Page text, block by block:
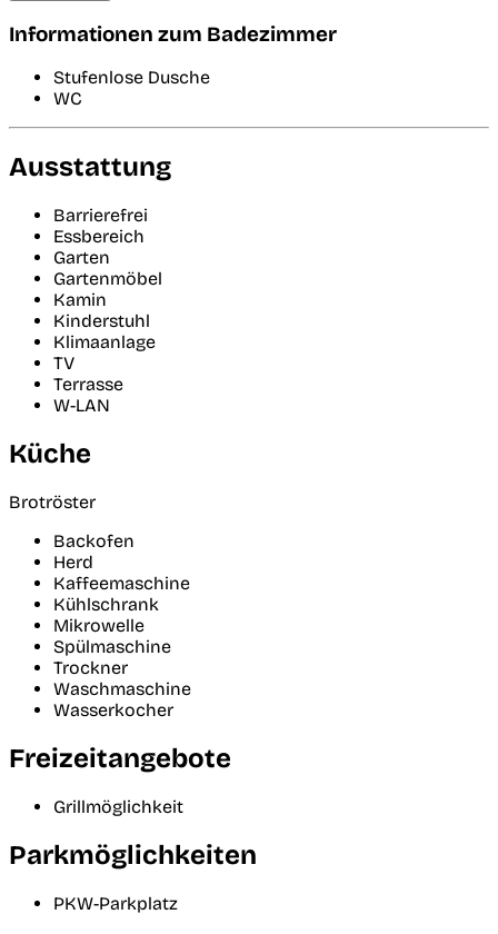
Informationen zum Badezimmer
Stufenlose Dusche
WC
Ausstattung
Barrierefrei
Essbereich
Garten
Gartenmöbel
Kamin
Kinderstuhl
Klimaanlage
TV
Terrasse
W-LAN
Küche
Brotröster
Backofen
Herd
Kaffeemaschine
Kühlschrank
Mikrowelle
Spülmaschine
Trockner
Waschmaschine
Wasserkocher
Freizeitangebote
Grillmöglichkeit
Parkmöglichkeiten
PKW-Parkplatz